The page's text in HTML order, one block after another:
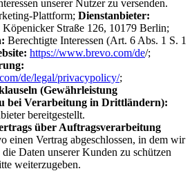
unserer Nutzer zu versenden.
Plattform; Dienstanbieter:
Straße 126, 10179 Berlin;
Berechtigte Interessen (Art. 6 Abs. 1 S. 1
https://www.brevo.com/de/;
de/legal/privacypolicy/;
(Gewährleistung
bei Verarbeitung in Drittländern):
bereitgestellt.
über Auftragsverarbeitung
einen Vertrag abgeschlossen, in dem wir
Daten unserer Kunden zu schützen
weiterzugeben.